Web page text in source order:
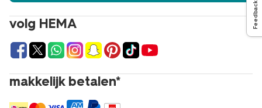
volg HEMA
makkelijk betalen*
Feedback